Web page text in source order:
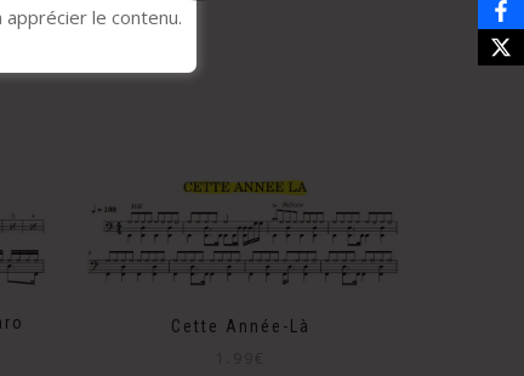
Cette Année-Là
le contenu.